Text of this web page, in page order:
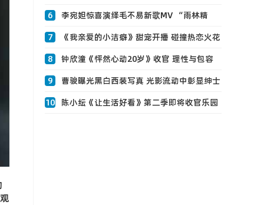
0
自我挑战“亡命赌徒”
6
李宛妲惊喜演绎毛不易新歌MV “雨林精
灵”开启0
7
《我亲爱的小洁癖》甜宠开播 碰撞热恋火花
沈月0
8
钟欣潼《怦然心动20岁》收官 理性与包容
中获治0
9
曹骏曝光黑白西装写真 光影流动中彰显绅士
魅力0
10 陈小纭《让生活好看》第二季即将收官乐园